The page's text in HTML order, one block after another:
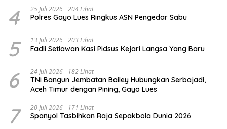
4 25 Juli 2026 204 Lihat
Polres Gayo Lues Ringkus ASN Pengedar Sabu
5 13 Juli 2026 203 Lihat
Fadli Setiawan Kasi Pidsus Kejari Langsa Yang Baru
6 24 Juli 2026 182 Lihat
TNI Bangun Jembatan Bailey Hubungkan Serbajadi,
Aceh Timur dengan Pining, Gayo Lues
7 20 Juli 2026 171 Lihat
Spanyol Tasbihkan Raja Sepakbola Dunia 2026